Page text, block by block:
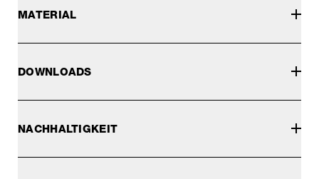
MATERIAL
DOWNLOADS
NACHHALTIGKEIT